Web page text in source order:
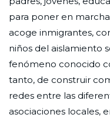
para poner en
acoge inmigrantes,
niños del aislamiento
fenómeno conocido
tanto, de construir
redes entre las
asociaciones locales,